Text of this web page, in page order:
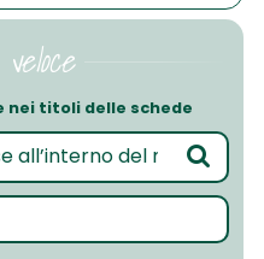
nei titoli delle schede